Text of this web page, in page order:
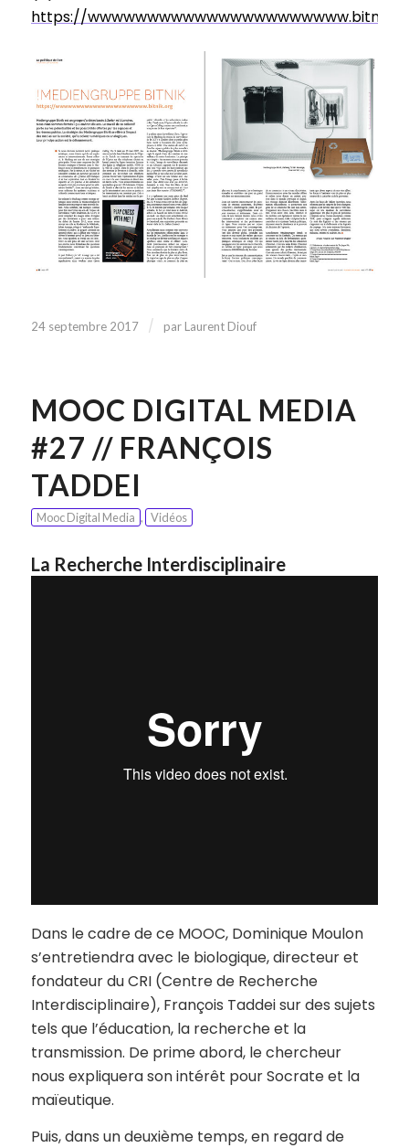
https://
24 septembre 2017 / par Laurent Diouf
MOOC DIGITAL MEDIA
#27 // FRANÇOIS
TADDEI
Mooc Digital Media , Vidéos
La Recherche Interdisciplinaire
Dans le cadre de ce MOOC, Dominique Moulon
s’entretiendra avec le biologique, directeur et
fondateur du CRI (Centre de Recherche
Interdisciplinaire), François Taddei sur des sujets
tels que l’éducation, la recherche et la
transmission. De prime abord, le chercheur
nous expliquera son intérêt pour Socrate et la
maïeutique.
Puis, dans un deuxième temps, en regard de